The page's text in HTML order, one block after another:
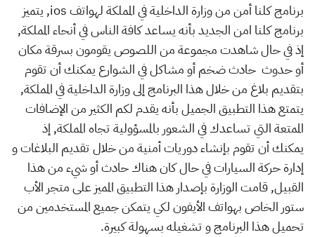
برنامج كلنا أمن من وزارة الداخلية في المملكة لهواتف ios, يتميز
برنامج كلنا امن الجديد بأنه يساعد كافة الناس في أنحاء المملكة,
إذ في حال شاهدت مجموعة من اللصوص يقومون بسرقة مكان
أو حدوث حادث ضخم أو مشاكل في الشوارع يمكنك أن تقوم
بتقديم بلاغ من خلال هذا البرنامج إلى وزارة الداخلية في المملكة,
يتمتع هذا التطبيق الجميل بأنه يقدم لكم الكثير من الإضافات
الممتعة التي تساعدك في الشعور بالمسؤولية تجاه المملكة, إذ
يمكنك أن تقوم بإنشاء دوريات أمنية من خلال تقديم البلاغات و
إدارة حركة السيارات في حال كان هناك حادث أو شيء من هذا
القبيل, قامت الوزارة بإصدار هذا التطبيق المميز على متجر الأب
ستور الخاص بهواتف الأيفون لكي يتمكن جميع المستخدمين من
تحميل هذا البرنامج و تشغيله بسهولة كبيرة.